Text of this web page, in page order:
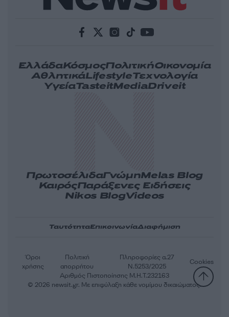
ΕλλάδαΚόσμοςΠολιτικήΟικονομία
ΑθλητικάLifestyleΤεχνολογία
ΥγείαTasteitMediaDriveit
ΠρωτοσέλιδαΓνώμηMelas Blog
ΚαιρόςΠαράξενες Ειδήσεις
Nikos BlogVideos
ΤαυτότηταΕπικοινωνίαΔιαφήμιση
Αριθμός Πιστοποίησης Μ.Η.Τ.232163
Όροι
χρήσης
Πολιτική
απορρήτου
Πληροφορίες α.27
Ν.5253/2025
Cookies
© 2026 newsit.gr. Με επιφύλαξη κάθε νομίμου δικαιώματος.